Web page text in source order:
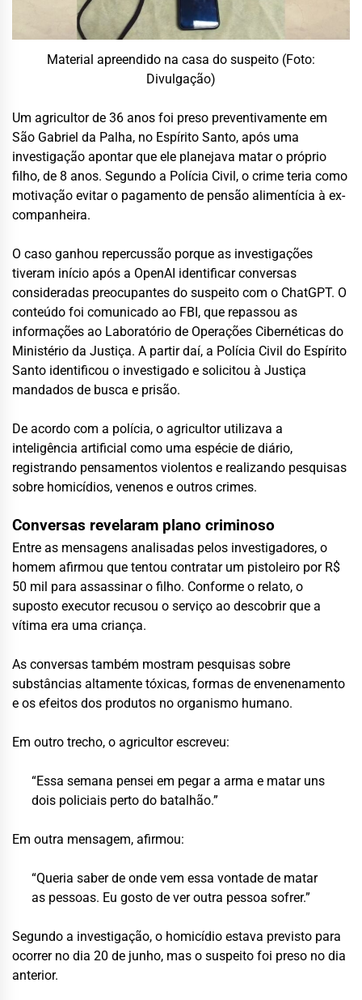
Material apreendido na casa do suspeito (Foto:
Divulgação)
Um agricultor de 36 anos foi preso preventivamente em
São Gabriel da Palha, no Espírito Santo, após uma
investigação apontar que ele planejava matar o próprio
filho, de 8 anos. Segundo a Polícia Civil, o crime teria como
motivação evitar o pagamento de pensão alimentícia à ex-
companheira.
O caso ganhou repercussão porque as investigações
tiveram início após a OpenAI identificar conversas
consideradas preocupantes do suspeito com o ChatGPT. O
conteúdo foi comunicado ao FBI, que repassou as
informações ao Laboratório de Operações Cibernéticas do
Ministério da Justiça. A partir daí, a Polícia Civil do Espírito
Santo identificou o investigado e solicitou à Justiça
mandados de busca e prisão.
De acordo com a polícia, o agricultor utilizava a
inteligência artificial como uma espécie de diário,
registrando pensamentos violentos e realizando pesquisas
sobre homicídios, venenos e outros crimes.
Conversas revelaram plano criminoso
Entre as mensagens analisadas pelos investigadores, o
homem afirmou que tentou contratar um pistoleiro por R$
50 mil para assassinar o filho. Conforme o relato, o
suposto executor recusou o serviço ao descobrir que a
vítima era uma criança.
As conversas também mostram pesquisas sobre
substâncias altamente tóxicas, formas de envenenamento
e os efeitos dos produtos no organismo humano.
Em outro trecho, o agricultor escreveu:
“Essa semana pensei em pegar a arma e matar uns
dois policiais perto do batalhão.”
Em outra mensagem, afirmou:
“Queria saber de onde vem essa vontade de matar
as pessoas. Eu gosto de ver outra pessoa sofrer.”
Segundo a investigação, o homicídio estava previsto para
ocorrer no dia 20 de junho, mas o suspeito foi preso no dia
anterior.